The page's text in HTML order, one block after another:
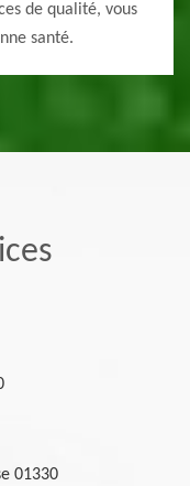
de qualité, vous
santé.
01330